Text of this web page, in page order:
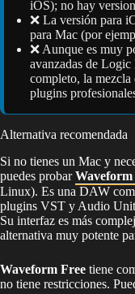
iOS); no hay
❌ La versión para
para Mac (por
❌ Aunque es muy
avanzadas de
completo, la mezcla
plugins
Alternativa recomendada
Si no tienes un Mac y
puedes probarWaveform
Linux). Es una DAW
plugins VST y Audio
Su interfaz es más
alternativa muy potente
Waveform Free tiene
no tiene restricciones.